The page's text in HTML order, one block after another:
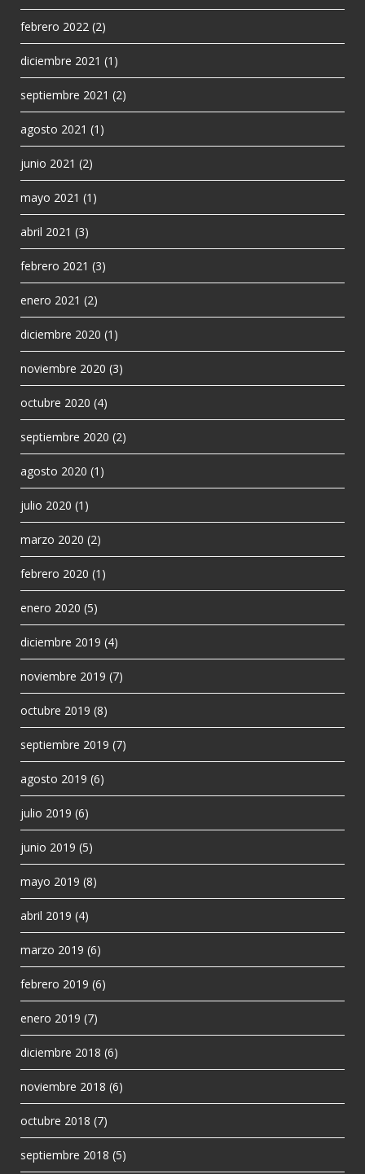
febrero 2022 (2)
diciembre 2021 (1)
septiembre 2021 (2)
agosto 2021 (1)
junio 2021 (2)
mayo 2021 (1)
abril 2021 (3)
febrero 2021 (3)
enero 2021 (2)
diciembre 2020 (1)
noviembre 2020 (3)
octubre 2020 (4)
septiembre 2020 (2)
agosto 2020 (1)
julio 2020 (1)
marzo 2020 (2)
febrero 2020 (1)
enero 2020 (5)
diciembre 2019 (4)
noviembre 2019 (7)
octubre 2019 (8)
septiembre 2019 (7)
agosto 2019 (6)
julio 2019 (6)
junio 2019 (5)
mayo 2019 (8)
abril 2019 (4)
marzo 2019 (6)
febrero 2019 (6)
enero 2019 (7)
diciembre 2018 (6)
noviembre 2018 (6)
octubre 2018 (7)
septiembre 2018 (5)